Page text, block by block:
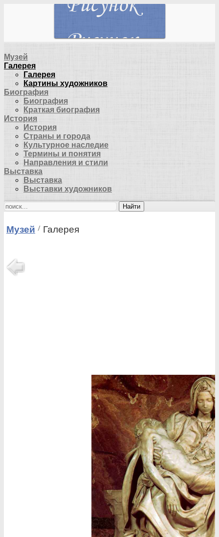
Музей
Галерея
Галерея
Картины художников
Биография
Биография
Краткая биография
История
История
Страны и города
Культурное наследие
Термины и понятия
Направления и стили
Выставка
Выставка
Выставки художников
Найти
Музей Галерея